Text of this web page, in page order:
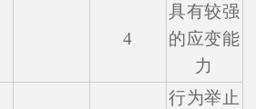
4
具有较强
的应变能
力
行为举止